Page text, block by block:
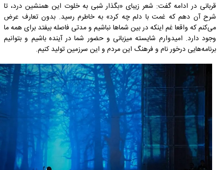
قربانی در ادامه گفت: شعر زیبای «بگذار شبی به خلوت این همنشین درد، تا
شرح آن دهم که غمت با دلم چه کرد» به خاطرم رسید. بدون تعارف عرض
می‌کنم که واقعا غم اینکه در بین شماها نباشیم و مدتی فاصله بیفتد برای همه ما
وجود دارد. امیدوارم شایسته میزبانی و حضور شما در آینده باشیم و بتوانیم
برنامه‌هایی درخور نام و فرهنگ این مردم و این سرزمین تولید کنیم.